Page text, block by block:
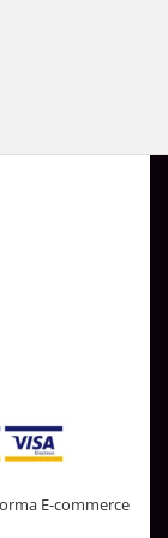
E-commerce